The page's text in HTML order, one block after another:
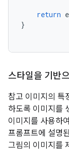
return
}
스타일을 기반
참고 이미지의 특
하도록 이미지를
이미지를 사용하
프롬프트에 설명
그림의 이미지를